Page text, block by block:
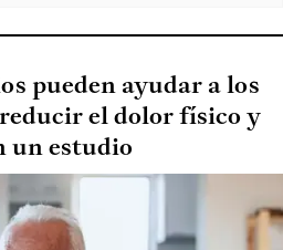
pueden ayudar a los
el dolor físico y
un estudio